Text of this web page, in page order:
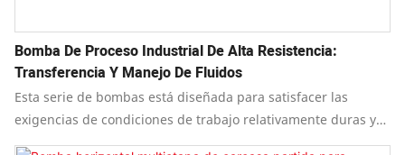
Bomba De Proceso Industrial De Alta Resistencia:
Transferencia Y Manejo De Fluidos
Esta serie de bombas está diseñada para satisfacer las
exigencias de condiciones de trabajo relativamente duras y
exigentes. Ofrece una estructura segura y fiable, un